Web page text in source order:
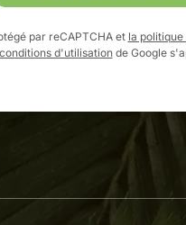
par reCAPTCHA et la
conditions d'utilisationde Google